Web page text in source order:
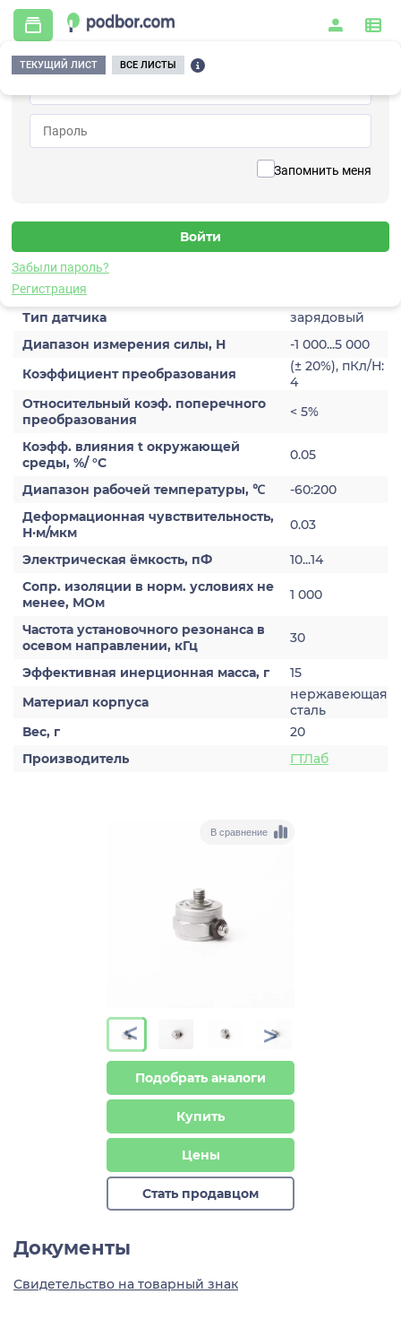
Запомнить меня
Забыли пароль?
Регистрация
ТЕКУЩИЙ ЛИСТ ВСЕ ЛИСТЫ
Главная / Контрольно-измерительные приборы и автоматика / Датчики /
Динамической силы / 4C101HB-5
Датчик динамической силы
Характеристики
Тип датчика
зарядовый
Диапазон измерения силы, Н
-1 000...5 000
Коэффициент преобразования
(± 20%), пКл/Н:
4
Относительный коэф. поперечного
преобразования
< 5%
Коэфф. влияния t окружающей
среды, %/ °С
0.05
Диапазон рабочей температуры, ℃
-60:200
Деформационная чувствительность,
Н·м/мкм
0.03
Электрическая ёмкость, пФ
10...14
Сопр. изоляции в норм. условиях не
менее, МОм
1 000
Частота установочного резонанса в
осевом направлении, кГц
30
Эффективная инерционная масса, г
15
Материал корпуса
нержавеющая
сталь
Вес, г
20
Производитель
ГТЛаб
В сравнение
> >
Подобрать аналоги
Купить
Цены
Стать продавцом
Документы
Свидетельство на товарный знак